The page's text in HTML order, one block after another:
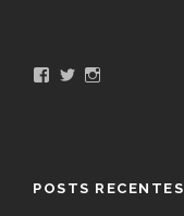
k
T
a
POSTS RECENTES